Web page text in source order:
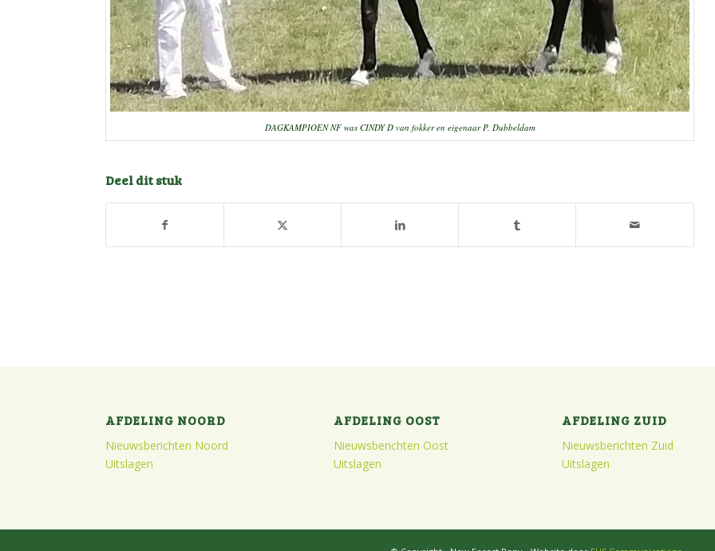
DAGKAMPIOEN NF was CINDY D van fokker en eigenaar P. Dubbeldam
Deel dit stuk
AFDELING NOORD
Nieuwsberichten Noord
Uitslagen
AFDELING OOST
Nieuwsberichten Oost
Uitslagen
AFDELING ZUID
Nieuwsberichten Zuid
Uitslagen